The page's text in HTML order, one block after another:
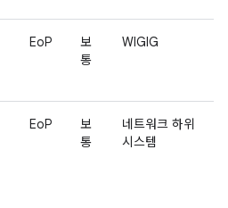
EoP
보
통
WIGIG
EoP
보
통
네트워크 하위
시스템